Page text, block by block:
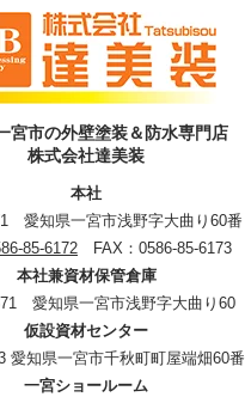
宮市の外壁塗装＆防水専門店
株式会社達美装
本社
愛知県一宮市浅野字大曲り60番
85-6172 FAX：0586-85-6173
本社兼資材保管倉庫
愛知県一宮市浅野字大曲り60
仮設資材センター
愛知県一宮市千秋町町屋端畑60番
一宮ショールーム